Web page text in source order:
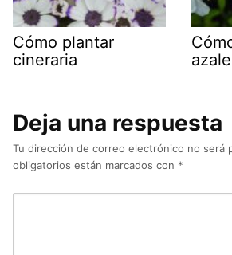
Cómo plantar
cineraria
Deja una respuesta
Tu dirección de correo electrónico no será
obligatorios están marcados con *